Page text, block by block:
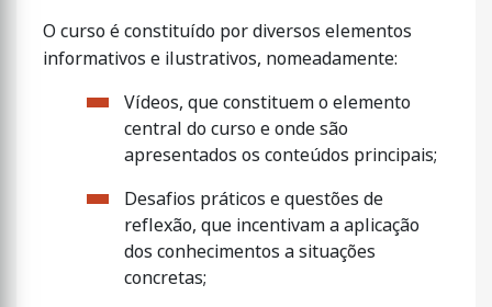
O curso é constituído por diversos elementos
informativos e ilustrativos, nomeadamente:
Vídeos, que constituem o elemento
central do curso e onde são
apresentados os conteúdos principais;
Desafios práticos e questões de
reflexão, que incentivam a aplicação
dos conhecimentos a situações
concretas;